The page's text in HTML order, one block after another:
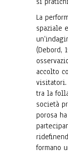
La
spaziale
(Debord,
accolto
tra la
società
porosa
formano